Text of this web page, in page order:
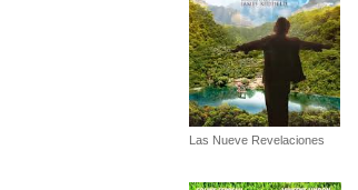
Las Nueve Revelaciones